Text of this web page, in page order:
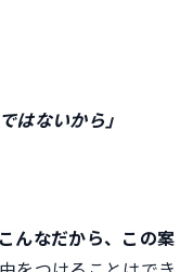
はないから」
んなだから、この案